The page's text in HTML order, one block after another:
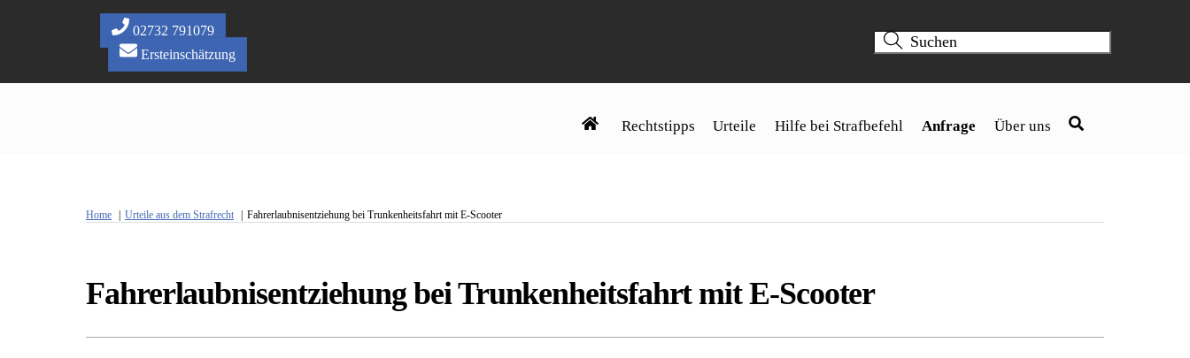
02732 791079
Ersteinschätzung
Rechtstipps Urteile Hilfe bei Strafbefehl Anfrage Über uns
Home Urteile aus dem Strafrecht Fahrerlaubnisentziehung bei Trunkenheitsfahrt mit E-Scooter
Fahrerlaubnisentziehung bei Trunkenheitsfahrt mit E-Scooter